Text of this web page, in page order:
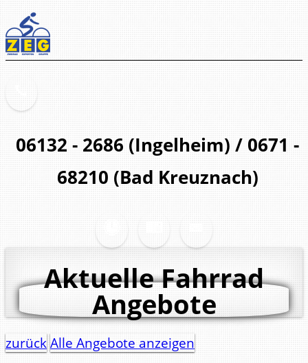
06132 - 2686 (Ingelheim) / 0671 -
68210 (Bad Kreuznach)
Aktuelle Fahrrad
Angebote
zurückAlle Angebote anzeigen